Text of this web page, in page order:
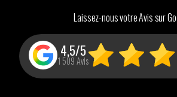
Laissez-nous votre Avis sur
4,5/5
1 509 Avis